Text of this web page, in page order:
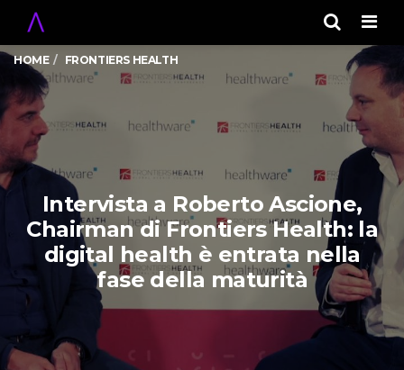
HOME FRONTIERS HEALTH
Intervista a Roberto Ascione,
Chairman di Frontiers Health: la
digital health è entrata nella
fase della maturità